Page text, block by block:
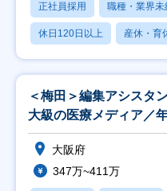
正社員採用 職種・業界未
休日120日以上 産休・育
＜梅田＞編集アシスタ
大級の医療メディア／
大阪府
347万~411万